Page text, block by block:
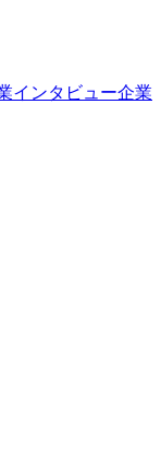
インタビュー企業